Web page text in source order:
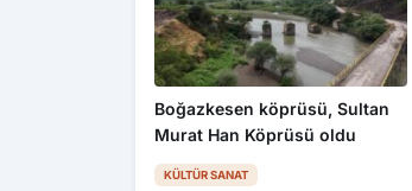
Boğazkesen köprüsü, Sultan
Murat Han Köprüsü oldu
KÜLTÜR SANAT